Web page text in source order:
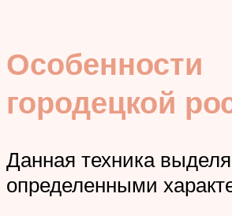
Особенности
городецкой
Данная техника
определенными